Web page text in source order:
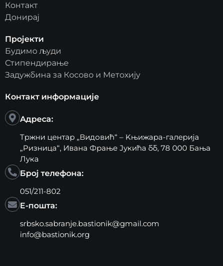
Контакт
Донирај
Пројекти
Будимо људи
Стипендирање
Задужбина за Косово и Метохију
Контакт информације
Адреса:
Тржни центар „Видовић“ – Kњижара-галерија
„Ризница“, Ивана Фрање Јукића бб, 78 000 Бања
Лука
Број телефона:
051/211-802
Е-пошта:
srbsko.sabranje.bastionik@gmail.com
info@bastionik.org